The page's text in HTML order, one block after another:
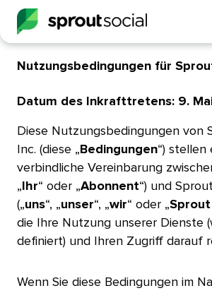
Nutzungsbedingungen für
Datum des Inkrafttretens: 9.
Diese Nutzungsbedingungen von
Inc. (diese „ Bedingungen“) stellen
verbindliche Vereinbarung
„ Ihr“ oder „Abonnent“) und
(„uns“, „unser“, „wir“ oder „Sprout
die Ihre Nutzung unserer Dienste
definiert) und Ihren Zugriff darauf
Wenn Sie diese Bedingungen im